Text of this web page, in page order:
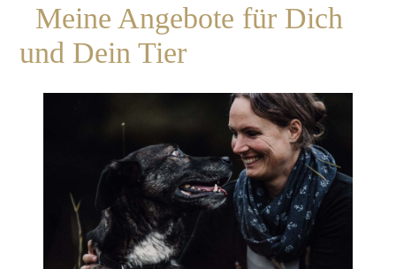
Meine Angebote für Dich
und Dein Tier